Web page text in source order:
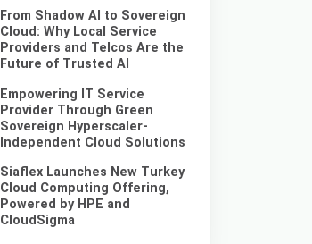
From Shadow AI to Sovereign
Cloud: Why Local Service
Providers and Telcos Are the
Future of Trusted AI
Empowering IT Service
Provider Through Green
Sovereign Hyperscaler-
Independent Cloud Solutions
Siaflex Launches New Turkey
Cloud Computing Offering,
Powered by HPE and
CloudSigma